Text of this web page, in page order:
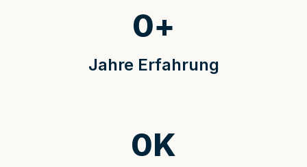
Jahre Erfahrung
0+
0K